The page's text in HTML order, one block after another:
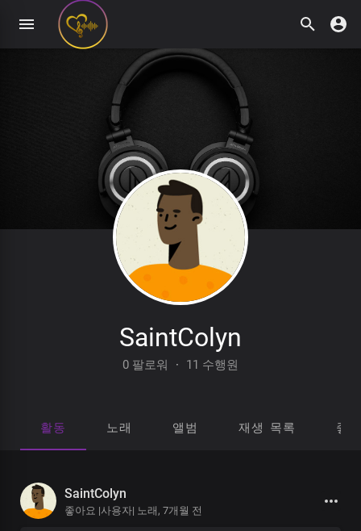
SaintColyn
0 팔로워 · 11 수행원
활동 노래 앨범 재생 목록 좋
SaintColyn
좋아요 |사용자| 노래, 7개월 전